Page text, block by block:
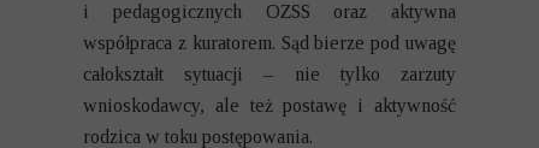
i pedagogicznych OZSS oraz aktywna
współpraca z kuratorem. Sąd bierze pod uwagę
całokształt sytuacji – nie tylko zarzuty
wnioskodawcy, ale też postawę i aktywność
rodzica w toku postępowania.